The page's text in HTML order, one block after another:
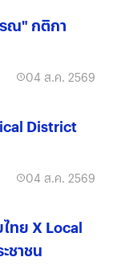
ณ" กติกา
04 ส.ค. 2569
District
04 ส.ค. 2569
ทย X Local
ชาชน